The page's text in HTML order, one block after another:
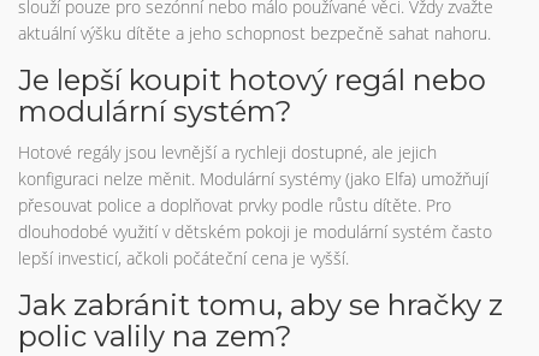
slouží pouze pro sezónní nebo málo používané věci. Vždy zvažte
aktuální výšku dítěte a jeho schopnost bezpečně sahat nahoru.
Je lepší koupit hotový regál nebo
modulární systém?
Hotové regály jsou levnější a rychleji dostupné, ale jejich
konfiguraci nelze měnit. Modulární systémy (jako Elfa) umožňují
přesouvat police a doplňovat prvky podle růstu dítěte. Pro
dlouhodobé využití v dětském pokoji je modulární systém často
lepší investicí, ačkoli počáteční cena je vyšší.
Jak zabránit tomu, aby se hračky z
polic valily na zem?